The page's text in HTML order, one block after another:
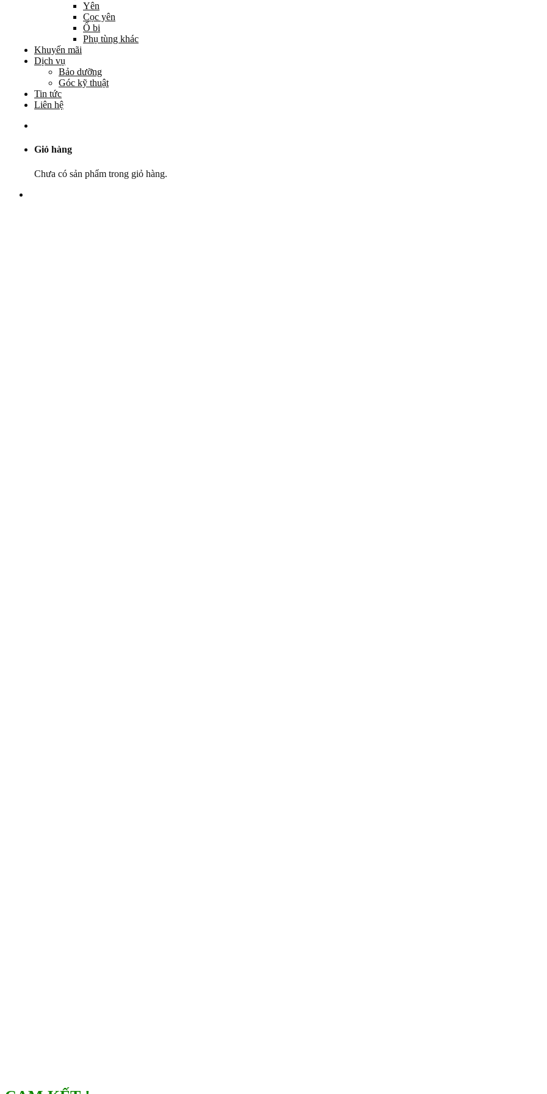
Yên
Cọc yên
Ổ bi
Phụ tùng khác
Khuyến mãi
Dịch vụ
Bảo dưỡng
Góc kỹ thuật
Tin tức
Liên hệ
Giỏ hàng
Chưa có sản phẩm trong giỏ hàng.